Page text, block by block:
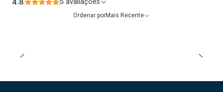
4.8 5 avaliações
Ordenar porMais Recente